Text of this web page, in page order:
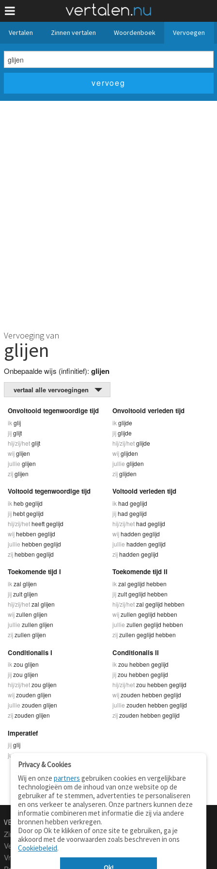
Vertalen Zinnen vertalen Woordenboek Vervoegen
Vervoeging van
glijen
Onbepaalde wijs (infinitief): glijen
vertaal alle vervoegingen
Onvoltooid tegenwoordige tijd
ik glij
jijglijt
hij/zij/hetglijt
wijglijen
jullie glijen
zijglijen
Onvoltooid verleden tijd
ik glijde
jijglijde
hij/zij/hetglijde
wijglijden
jullie glijden
zijglijden
Voltooid tegenwoordige tijd
ik heb geglijd
jijhebt geglijd
hij/zij/hetheeft geglijd
wijhebben geglijd
jullie hebben geglijd
zijhebben geglijd
Voltooid verleden tijd
ik had geglijd
jijhad geglijd
hij/zij/hethad geglijd
wijhadden geglijd
jullie hadden geglijd
zijhadden geglijd
Toekomende tijd I
ik zal glijen
jijzult glijen
hij/zij/hetzal glijen
wijzullen glijen
jullie zullen glijen
zijzullen glijen
Toekomende tijd II
ik zal geglijd hebben
jijzult geglijd hebben
hij/zij/hetzal geglijd hebben
wijzullen geglijd hebben
jullie zullen geglijd hebben
zijzullen geglijd hebben
Conditionalis I
ik zou glijen
jijzou glijen
hij/zij/hetzou glijen
wijzouden glijen
jullie zouden glijen
zijzouden glijen
Conditionalis II
ik zou hebben geglijd
jijzou hebben geglijd
hij/zij/hetzou hebben geglijd
wijzouden hebben geglijd
jullie zouden hebben geglijd
zijzouden hebben geglijd
Imperatief
jijglij
jullie
VERTALEN.NU
Zinnen vertalen
Verklarend woordenboek
Vraagbaak
Over deze site
Privacy
Privacy & Cookies
Wij en onzepartners gebruiken cookies en vergelijkbare
technologieën om de inhoud van onze website op de
gebruiker af te stemmen, advertenties te personaliseren
en ons verkeer te analyseren. Onze partners kunnen deze
informatie combineren met informatie die zij via andere
bronnen hebben verkregen.
Door op Ok te klikken of onze site te gebruiken, ga je
akkoord met de voorwaarden zoals beschreven in ons
Cookiebeleid.